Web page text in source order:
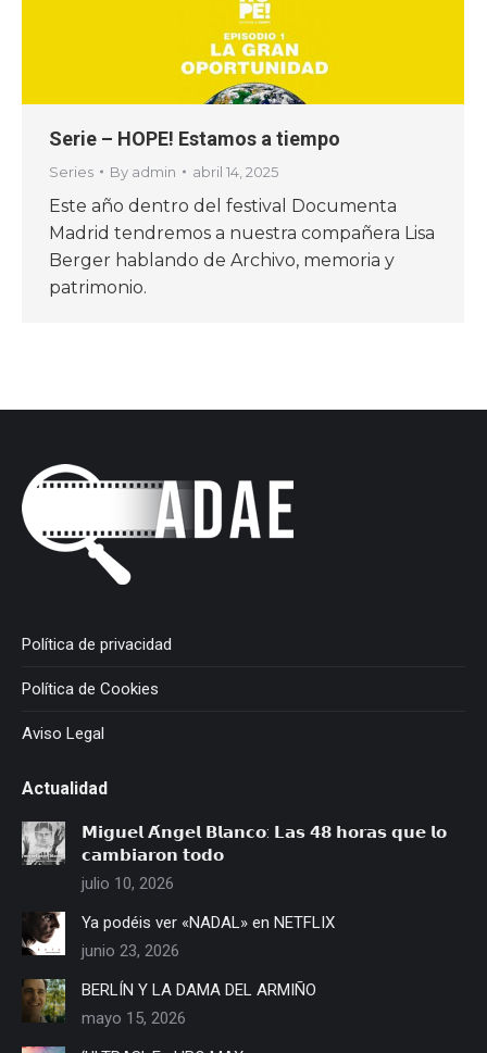
Serie – HOPE! Estamos a tiempo
Series By admin abril 14, 2025
Este año dentro del festival Documenta
Madrid tendremos a nuestra compañera Lisa
Berger hablando de Archivo, memoria y
patrimonio.
Política de privacidad
Política de Cookies
Aviso Legal
Actualidad
𝗠𝗶𝗴𝘂𝗲𝗹 𝗔́𝗻𝗴𝗲𝗹 𝗕𝗹𝗮𝗻𝗰𝗼: 𝗟𝗮𝘀 𝟰𝟴 𝗵𝗼𝗿𝗮𝘀 𝗾𝘂𝗲 𝗹𝗼
𝗰𝗮𝗺𝗯𝗶𝗮𝗿𝗼𝗻 𝘁𝗼𝗱𝗼
julio 10, 2026
Ya podéis ver «NADAL» en NETFLIX
junio 23, 2026
BERLÍN Y LA DAMA DEL ARMIÑO
mayo 15, 2026